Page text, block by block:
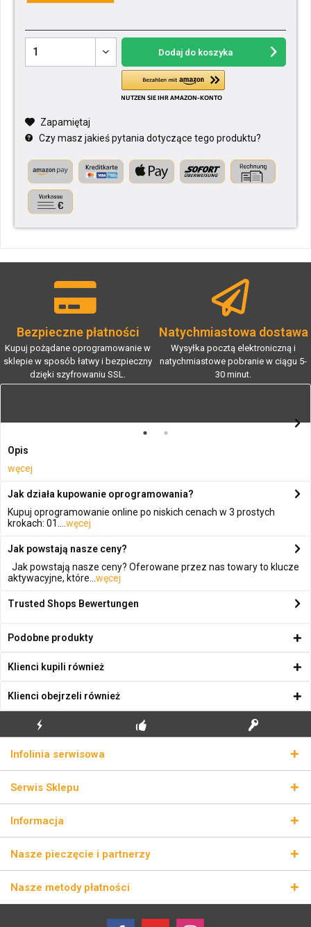
Dodaj do koszyka
Zapamiętaj
Czy masz jakieś pytania dotyczące tego produktu?
Bezpieczne płatności
Kupuj pożądane oprogramowanie w
sklepie w sposób łatwy i bezpieczny
dzięki szyfrowaniu SSL.
Natychmiastowa dostawa
Wysyłka pocztą elektroniczną i
natychmiastowe pobranie w ciągu 5-
30 minut.
Opis
węcej
Jak działa kupowanie oprogramowania?
Kupuj oprogramowanie online po niskich cenach w 3 prostych
krokach: 01.... węcej
Jak powstają nasze ceny?
Jak powstają nasze ceny? Oferowane przez nas towary to klucze
aktywacyjne, które... węcej
Trusted Shops Bewertungen
Podobne produkty
Klienci kupili również
Klienci obejrzeli również
WYSYŁKA
Infolinia serwisowa
Serwis Sklepu
Informacja
Nasze pieczęcie i partnerzy
Nasze metody płatności